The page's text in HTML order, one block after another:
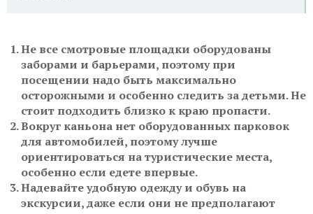
Не все смотровые площадки оборудованы
заборами и барьерами, поэтому при
посещении надо быть максимально
осторожными и особенно следить за детьми. Не
стоит подходить близко к краю пропасти.
Вокруг каньона нет оборудованных парковок
для автомобилей, поэтому лучше
ориентироваться на туристические места,
особенно если едете впервые.
Надевайте удобную одежду и обувь на
экскурсии, даже если они не предполагают